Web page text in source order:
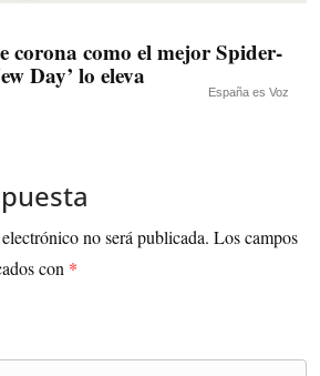
corona como el mejor Spider-
Day’ lo eleva
España es Voz
no será publicada. Los campos
con *